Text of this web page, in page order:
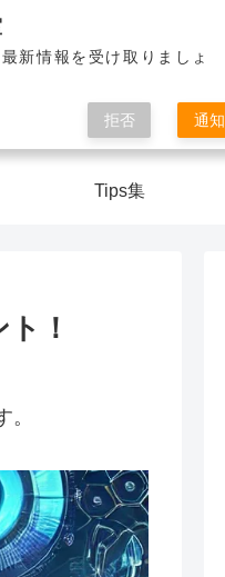
開こう！
教室
Tips集
！
新情報を受け取りましょ
拒否 通知